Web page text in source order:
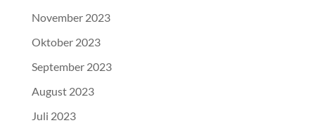
November 2023
Oktober 2023
September 2023
August 2023
Juli 2023